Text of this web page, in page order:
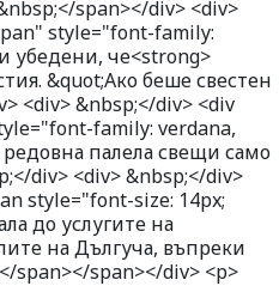
span></div> <div>
style="font-family:
убедени, че<strong>
&quot;Ако беше свестен
<div> &nbsp;</div> <div
family: verdana,
палела свещи само
div> <div> &nbsp;</div>
style="font-size: 14px;
до услугите на
на Дългуча, въпреки
span></span></div> <p>